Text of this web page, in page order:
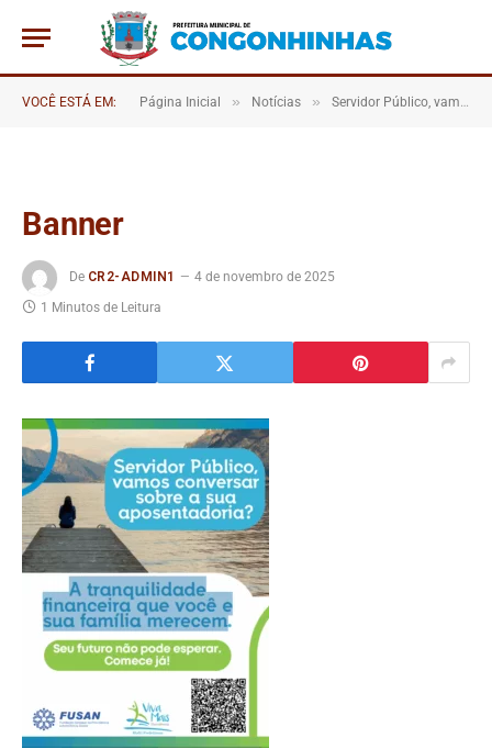
VOCÊ ESTÁ EM: Página Inicial » Notícias » Servidor Público, vamos conversar sobre a sua aposentadoria? Servidor Público, vamos conversar sobre a sua aposentadoria?
Banner
De CR2-ADMIN1
4 de novembro de 2025
1 Minutos de Leitura